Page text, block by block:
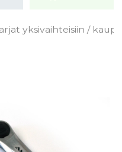
yksivaihteisiin /